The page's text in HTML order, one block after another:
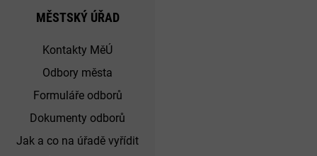
MĚSTSKÝ ÚŘAD
Kontakty MěÚ
Odbory města
Formuláře odborů
Dokumenty odborů
Jak a co na úřadě vyřídit